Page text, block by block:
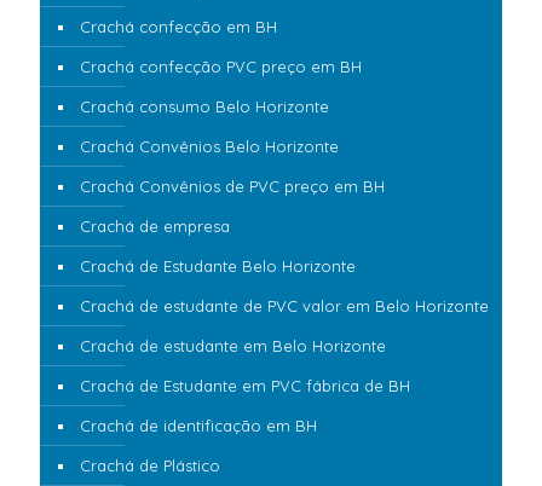
Crachá confecção em BH
Crachá confecção PVC preço em BH
Crachá consumo Belo Horizonte
Crachá Convênios Belo Horizonte
Crachá Convênios de PVC preço em BH
Crachá de empresa
Crachá de Estudante Belo Horizonte
Crachá de estudante de PVC valor em Belo Horizonte
Crachá de estudante em Belo Horizonte
Crachá de Estudante em PVC fábrica de BH
Crachá de identificação em BH
Crachá de Plástico